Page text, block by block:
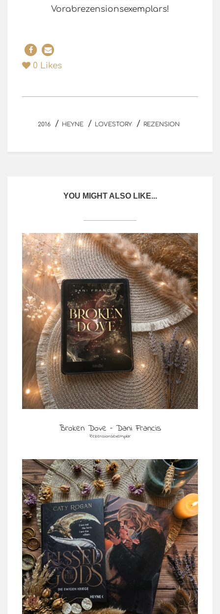
Vorabrezensionsexemplars!
0 Likes
2016 / HEYNE / LOVESTORY / REZENSION
YOU MIGHT ALSO LIKE...
Broken Dove – Dani Francis
Rezensionsexemplar